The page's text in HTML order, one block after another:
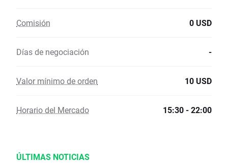
Comisión 0 USD
Días de negociación -
Valor mínimo de orden 10 USD
Horario del Mercado 15:30 - 22:00
ÚLTIMAS NOTICIAS